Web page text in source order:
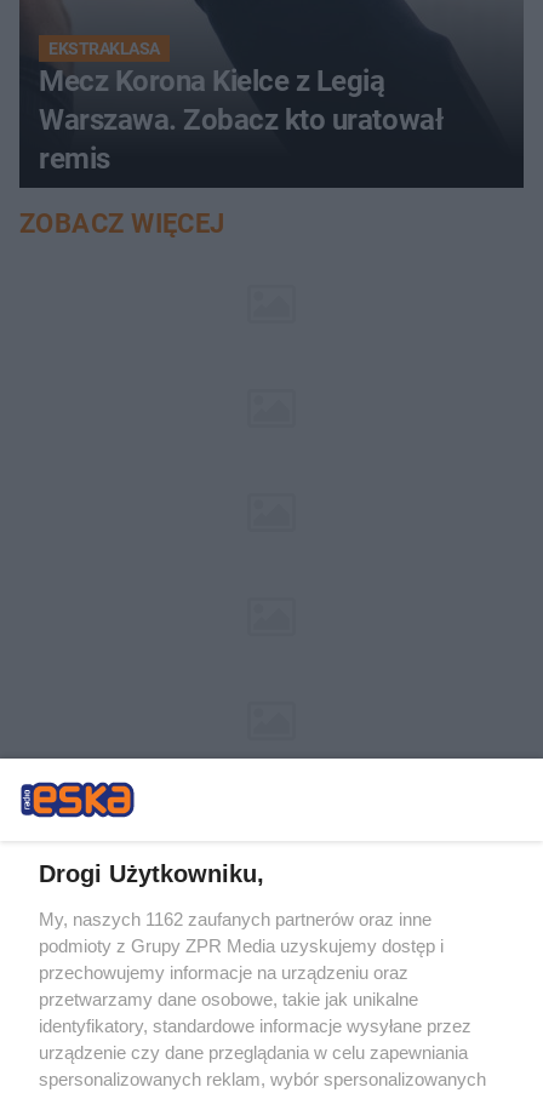
EKSTRAKLASA
Mecz Korona Kielce z Legią
Warszawa. Zobacz kto uratował
remis
ZOBACZ WIĘCEJ
Żaden utwór zamieszczony w serwisie nie może być powielany i
rozpowszechniany lub dalej rozpowszechniany w jakikolwiek sposób (w
tym także elektroniczny lub mechaniczny) na jakimkolwiek polu
eksploatacji w jakiejkolwiek formie, włącznie z umieszczaniem w Internecie
bez pisemnej zgody właściciela praw. Jakiekolwiek użycie lub
wykorzystanie utworów w całości lub w części z naruszeniem prawa, tzn.
bez właściwej zgody, jest zabronione pod groźbą kary i może być ścigane
prawnie.
Drogi Użytkowniku,
My, naszych 1162 zaufanych partnerów oraz inne
podmioty z Grupy ZPR Media uzyskujemy dostęp i
przechowujemy informacje na urządzeniu oraz
przetwarzamy dane osobowe, takie jak unikalne
identyfikatory, standardowe informacje wysyłane przez
urządzenie czy dane przeglądania w celu zapewniania
spersonalizowanych reklam, wybór spersonalizowanych